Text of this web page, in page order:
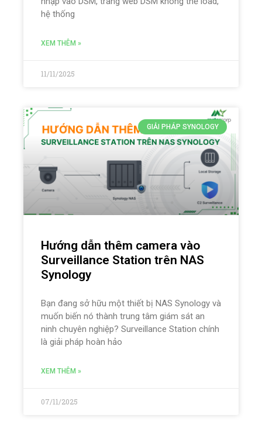
hệ thống
XEM THÊM »
11/11/2025
GIẢI PHÁP SYNOLOGY
Hướng dẫn thêm camera vào
Surveillance Station trên NAS
Synology
Bạn đang sở hữu một thiết bị NAS Synology và
muốn biến nó thành trung tâm giám sát an
ninh chuyên nghiệp? Surveillance Station chính
là giải pháp hoàn hảo
XEM THÊM »
07/11/2025